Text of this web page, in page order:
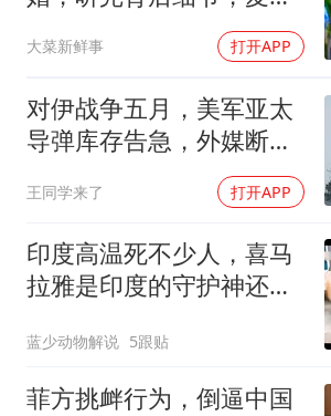
大菜新鲜事 打开APP
对伊战争五月，美军亚太
导弹库存告急，外媒断
言：中国是最后赢家
王同学来了 打开APP
印度高温死不少人，喜马
拉雅是印度的守护神还是
蓝少动物解说 5跟贴
菲方挑衅行为，倒逼中国